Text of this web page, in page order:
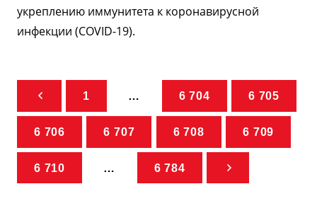
укреплению иммунитета к коронавирусной
инфекции (COVID-19).
1 … 6 704 6 705
6 706 6 707 6 708 6 709
6 710 … 6 784